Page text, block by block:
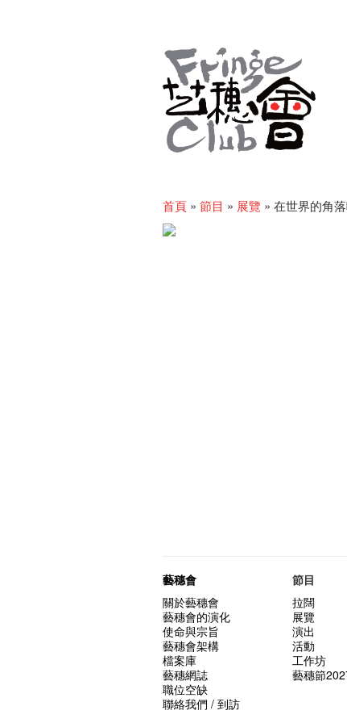
首頁 » 節目 » 展覽 » 在世界的角
藝穗會
關於藝穗會
藝穗會的演化
使命與宗旨
藝穗會架構
檔案庫
藝穗網誌
職位空缺
聯絡我們 / 到訪
節目
拉闊
展覽
演出
活動
工作坊
藝穗節